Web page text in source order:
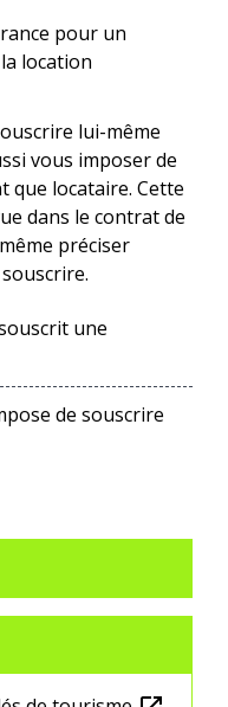
pour un
location
lui-même
vous imposer de
que locataire. Cette
dans le contrat de
préciser
une
de souscrire